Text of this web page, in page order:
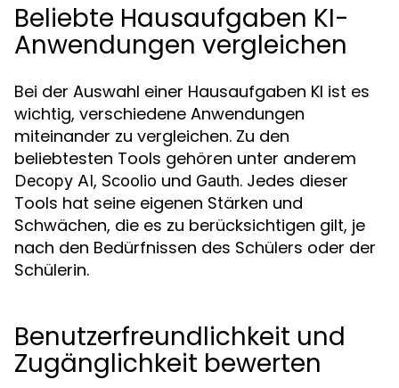
Beliebte Hausaufgaben KI-
Anwendungen vergleichen
Bei der Auswahl einer Hausaufgaben KI ist es
wichtig, verschiedene Anwendungen
miteinander zu vergleichen. Zu den
beliebtesten Tools gehören unter anderem
Decopy AI, Scoolio und Gauth. Jedes dieser
Tools hat seine eigenen Stärken und
Schwächen, die es zu berücksichtigen gilt, je
nach den Bedürfnissen des Schülers oder der
Schülerin.
Benutzerfreundlichkeit und
Zugänglichkeit bewerten